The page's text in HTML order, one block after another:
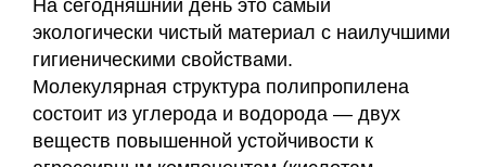
На сегодняшний день это самый
экологически чистый материал с наилучшими
гигиеническими свойствами.
Молекулярная структура полипропилена
состоит из углерода и водорода — двух
веществ повышенной устойчивости к